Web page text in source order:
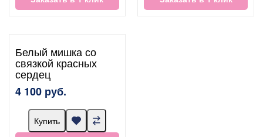
Белый мишка со
связкой красных
сердец
4 100 руб.
Купить